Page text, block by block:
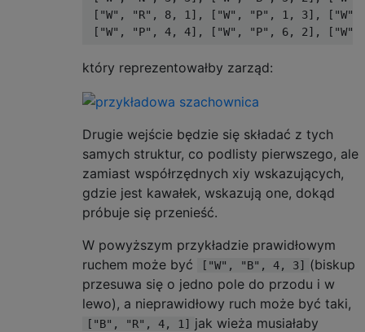
["W", "R", 8, 1], ["W", "P", 1, 3],
który reprezentowałby zarząd:
Drugie wejście będzie się składać z tych
samych struktur, co podlisty pierwszego, ale
zamiast współrzędnych xiy wskazujących,
gdzie jest kawałek, wskazują one, dokąd
próbuje się przenieść.
W powyższym przykładzie prawidłowym
ruchem może być
["W", "B", 4, 3]
(biskup
przesuwa się o jedno pole do przodu i w
lewo), a nieprawidłowy ruch może być taki,
["B", "R", 4, 1]
jak wieża musiałaby